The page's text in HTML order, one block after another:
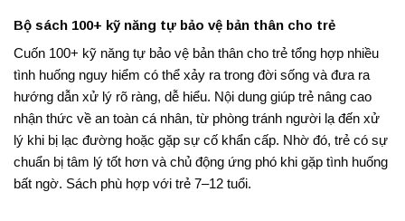
Bộ sách 100+ kỹ năng tự bảo vệ bản thân cho trẻ
Cuốn 100+ kỹ năng tự bảo vệ bản thân cho trẻ tổng hợp nhiều
tình huống nguy hiểm có thể xảy ra trong đời sống và đưa ra
hướng dẫn xử lý rõ ràng, dễ hiểu. Nội dung giúp trẻ nâng cao
nhận thức về an toàn cá nhân, từ phòng tránh người lạ đến xử
lý khi bị lạc đường hoặc gặp sự cố khẩn cấp. Nhờ đó, trẻ có sự
chuẩn bị tâm lý tốt hơn và chủ động ứng phó khi gặp tình huống
bất ngờ. Sách phù hợp với trẻ 7–12 tuổi.